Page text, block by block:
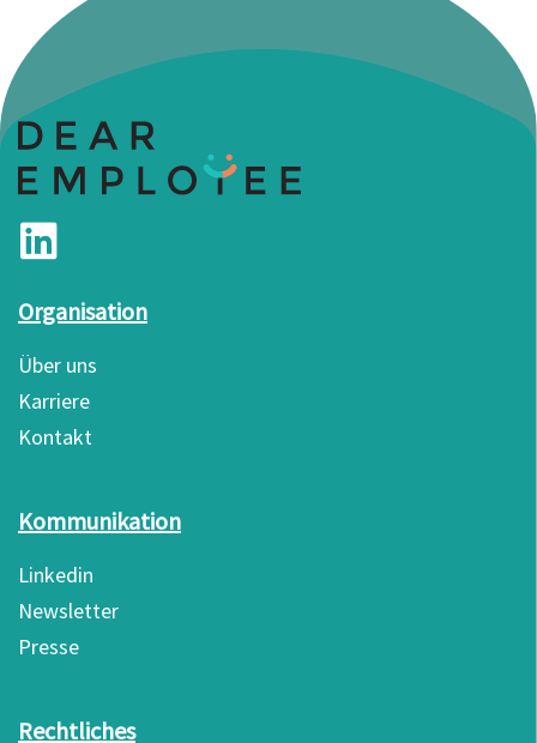
Organisation
Über uns
Karriere
Kontakt
Kommunikation
Linkedin
Newsletter
Presse
Rechtliches